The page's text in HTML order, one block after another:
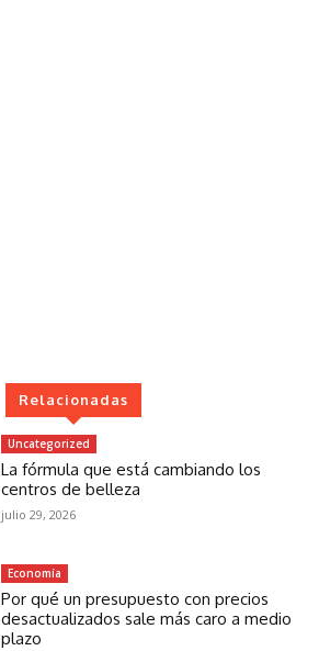
Relacionadas
Uncategorized
La fórmula que está cambiando los
centros de belleza
julio 29, 2026
Economía
Por qué un presupuesto con precios
desactualizados sale más caro a medio
plazo